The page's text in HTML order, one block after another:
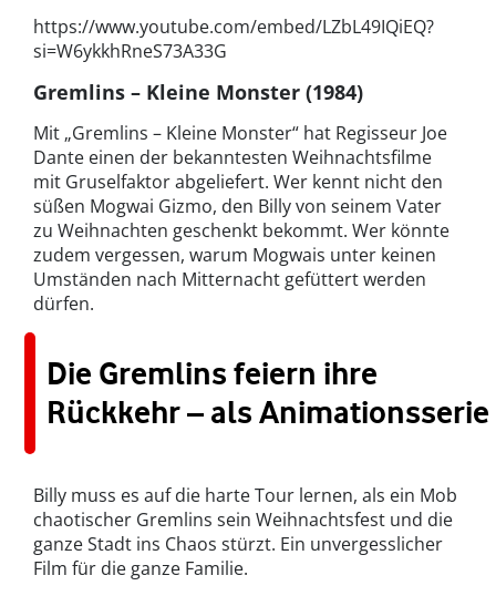
https://www.youtube.com/embed/LZbL49IQiEQ?
si=W6ykkhRneS73A33G
Gremlins – Kleine Monster (1984)
Mit „Gremlins – Kleine Monster“ hat Regisseur Joe
Dante einen der bekanntesten Weihnachtsfilme
mit Gruselfaktor abgeliefert. Wer kennt nicht den
süßen Mogwai Gizmo, den Billy von seinem Vater
zu Weihnachten geschenkt bekommt. Wer könnte
zudem vergessen, warum Mogwais unter keinen
Umständen nach Mitternacht gefüttert werden
dürfen.
Die Gremlins feiern ihre
Rückkehr – als Animationsserie
Billy muss es auf die harte Tour lernen, als ein Mob
chaotischer Gremlins sein Weihnachtsfest und die
ganze Stadt ins Chaos stürzt. Ein unvergesslicher
Film für die ganze Familie.